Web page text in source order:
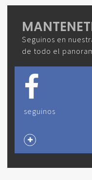
Seguinos en
de todo el
seguinos